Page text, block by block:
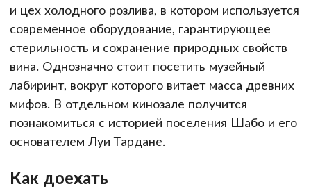
и цех холодного розлива, в котором используется
современное оборудование, гарантирующее
стерильность и сохранение природных свойств
вина. Однозначно стоит посетить музейный
лабиринт, вокруг которого витает масса древних
мифов. В отдельном кинозале получится
познакомиться с историей поселения Шабо и его
основателем Луи Тардане.
Как доехать